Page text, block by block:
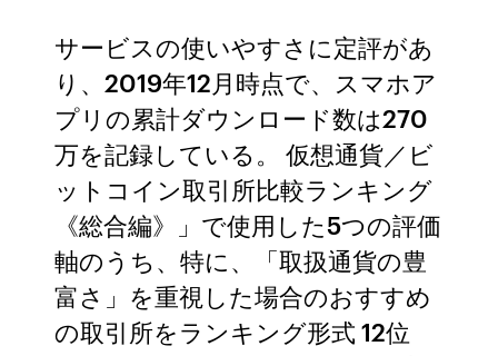
サービスの使いやすさに定評があ
り、2019年12月時点で、スマホア
プリの累計ダウンロード数は270
万を記録している。 仮想通貨／ビ
ットコイン取引所比較ランキング
《総合編》」で使用した5つの評価
軸のうち、特に、「取扱通貨の豊
富さ」を重視した場合のおすすめ
の取引所をランキング形式 12位